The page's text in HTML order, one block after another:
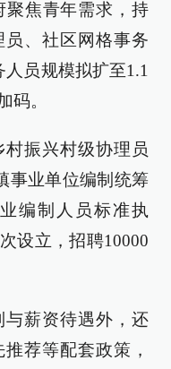
聚焦青年需求，持
、社区网格事务
员规模拟扩至1.1
码。
振兴村级协理员
事业单位编制统筹
编制人员标准执
设立，招聘10000
薪资待遇外，还
荐等配套政策，